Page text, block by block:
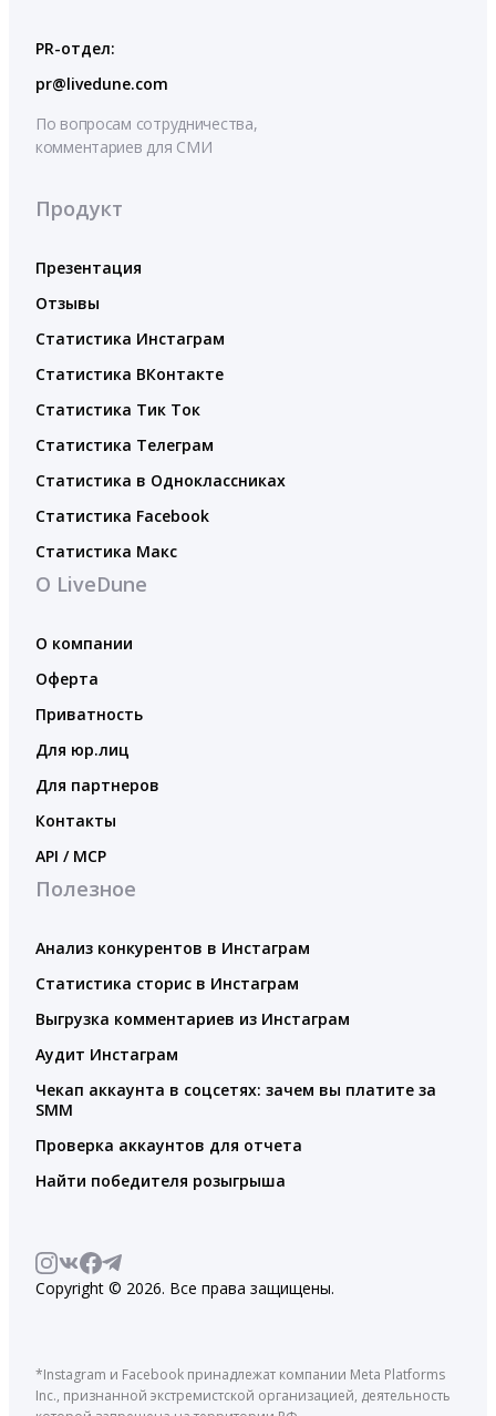
PR-отдел:
pr@livedune.com
По вопросам сотрудничества,
комментариев для СМИ
Продукт
Презентация
Отзывы
Статистика Инстаграм
Статистика ВКонтакте
Статистика Тик Ток
Статистика Телеграм
Статистика в Одноклассниках
Статистика Facebook
Статистика Макс
О LiveDune
О компании
Оферта
Приватность
Для юр.лиц
Для партнеров
Контакты
API / MCP
Полезное
Анализ конкурентов в Инстаграм
Статистика сторис в Инстаграм
Выгрузка комментариев из Инстаграм
Аудит Инстаграм
Чекап аккаунта в соцсетях: зачем вы платите за
SMM
Проверка аккаунтов для отчета
Найти победителя розыгрыша
Copyright © 2026. Все права защищены.
*Instagram и Facebook принадлежат компании Meta Platforms
Inc., признанной экстремистской организацией, деятельность